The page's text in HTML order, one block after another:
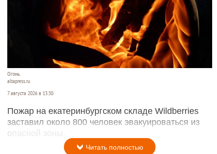
Огонь.
altapress.ru
7 августа 2026 в 13:30
Пожар на екатеринбургском складе Wildberries
заставил около 800 человек эвакуироваться из
опасной зоны.
Читать полностью